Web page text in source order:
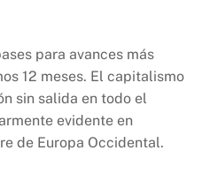
para avances más
12 meses. El capitalismo
sin salida en todo el
evidente en
de Europa Occidental.